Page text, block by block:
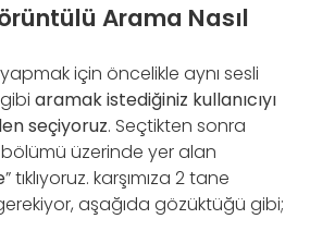
Arama Nasıl
için öncelikle aynı sesli
aramak istediğiniz kullanıcıyı
seçiyoruz. Seçtikten sonra
bölümü üzerinde yer alan
” tıklıyoruz. karşımıza 2 tane
aşağıda gözüktüğü gibi;